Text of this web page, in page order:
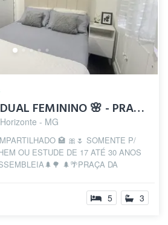
QUARTO INDIVIDUAL FEMININO 🌸 - PRAÇA DA...
- MG
🏩 🎀🌷 SOMENTE P/
OU ESTUDE DE 17 ATÉ 30 ANOS
🌲🌴PRAÇA DA
5 3